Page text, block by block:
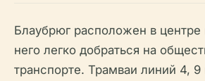
Блаубрюг расположен в центре
него легко добраться на
транспорте. Трамваи линий 4, 9